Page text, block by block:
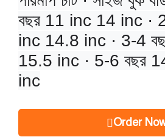
বছর 11 inc 14 inc ·
inc 14.8 inc · 3-4
15.5 inc · 5-6 বছর
inc
Order